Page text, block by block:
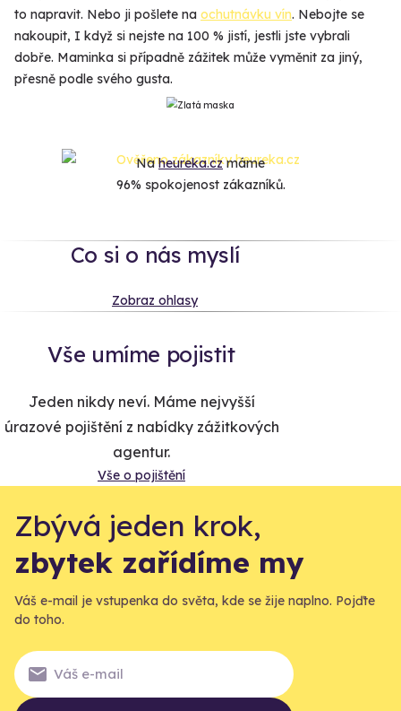
to napravit. Nebo ji pošlete na ochutnávku vín. Nebojte se
nakoupit, I když si nejste na 100 % jistí, jestli jste vybrali
dobře. Maminka si případně zážitek může vyměnit za jiný,
přesně podle svého gusta.
Naheureka.czmáme
96% spokojenost zákazníků.
Co si o nás myslí
Zobraz ohlasy
Vše umíme pojistit
Jeden nikdy neví. Máme nejvyšší
úrazové pojištění z nabídky zážitkových
agentur.
Vše o pojištění
Zbývá jeden krok,
zbytek zařídíme my
Váš e-mail je vstupenka do světa, kde se žije naplno. Pojďte
do toho.